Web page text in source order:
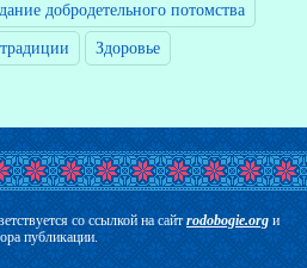
добродетельного потомства
Здоровье
со ссылкой на сайтrodobogie.org и
публикации.